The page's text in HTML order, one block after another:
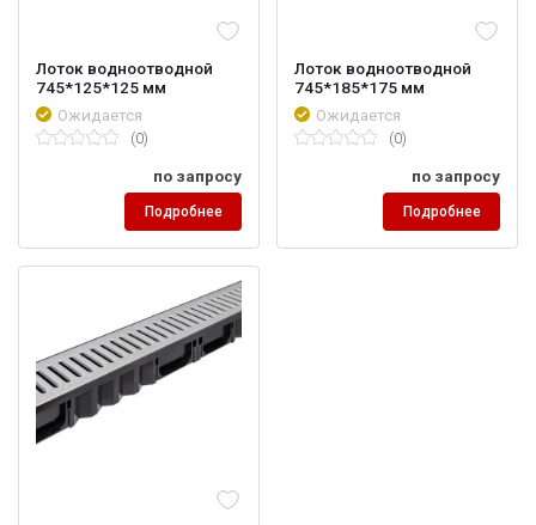
Лоток водноотводной
745*125*125 мм
Ожидается
(0)
по запросу
Подробнее
Лоток водноотводной
745*185*175 мм
Ожидается
(0)
по запросу
Подробнее